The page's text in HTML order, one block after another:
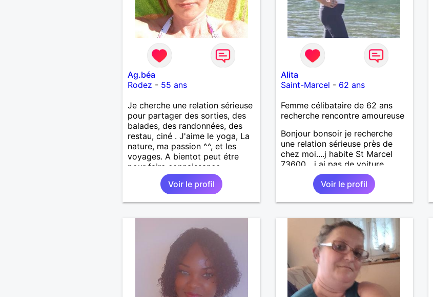
Ag.béa
Rodez - 55 ans
Je cherche une relation sérieuse
pour partager des sorties, des
balades, des randonnées, des
restau, ciné . J'aime le yoga, La
nature, ma passion ^^, et les
voyages. A bientot peut étre
pour faire connaissance
Voir le profil
Alita
Saint-Marcel - 62 ans
Femme célibataire de 62 ans
recherche rencontre amoureuse
Bonjour bonsoir je recherche
une relation sérieuse près de
chez moi....j habite St Marcel
73600....j ai pas de voiture
50km ... quelqu'un qui aurait
entre 55 et 64 ans...sans enfants
de préférence même adultes et
qui n aurait garder aucun
ex...si vous correspondez à ma
recherche ecrivez moi je vous
répondrai...
Voir le profil